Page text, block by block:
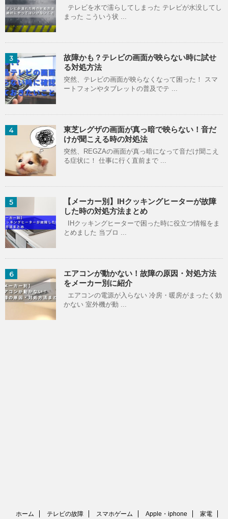
テレビを水で濡らしてしまった テレビが水没してし
まった こういう状 ...
3
故障かも？テレビの画面が映らない時に試せ
る対処方法
突然、テレビの画面が映らなくなって困った！ スマ
ートフォンやタブレットの普及でテ ...
4
東芝レグザの画面が真っ暗で映らない！音だ
けが聞こえる時の対処法
突然、REGZAの画面が真っ暗になって音だけ聞こえ
る症状に！ 仕事に行く直前まで ...
5
【メーカー別】IHクッキングヒーターが故障
した時の対処方法まとめ
IHクッキングヒーターで困った時に役立つ情報をま
とめました 当ブロ ...
6
エアコンが動かない！故障の原因・対処方法
をメーカー別に紹介
エアコンの電源が入らない 冷房・暖房がまったく効
かない 室外機が動 ...
ホーム テレビの故障 スマホゲーム Apple・iphone 家電